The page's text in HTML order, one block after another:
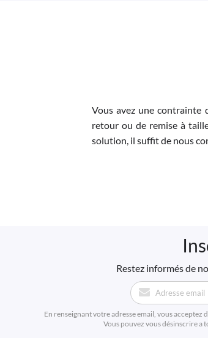
Vous avez une contrainte
retour ou de remise à
solution, il suffit de nous
Restez informés de
En renseignant votre adresse email, vous
Vous pouvez vous désinscrire a